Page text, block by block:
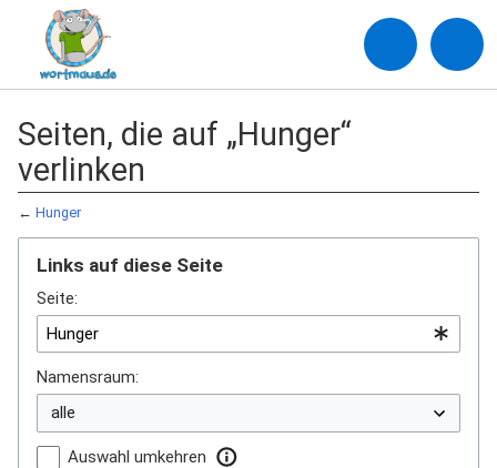
Seiten, die auf „Hunger“
verlinken
← Hunger
Links auf diese Seite
Seite:
Namensraum:
Auswahl umkehren